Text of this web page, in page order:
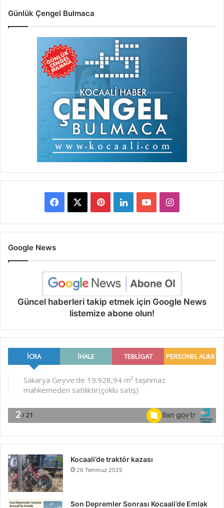
Günlük Çengel Bulmaca
Facebook PinterestLinkedInYouTubeInstagram
Google News
Güncel haberleri takip etmek için Google News
listemize abone olun!
Kocaali’de traktör kazası
26 Temmuz 2025
Son Depremler Sonrası Kocaali’de Emlak